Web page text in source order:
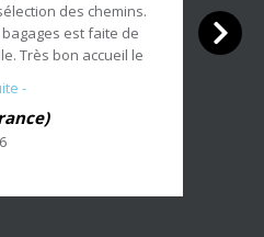
des chemins.
est faite de
Très bon accueil le
par téléphone
Bravo !
-